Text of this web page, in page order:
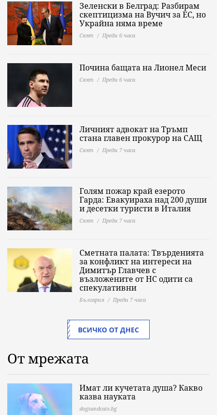
Зеленски в Белград: Разбирам
скептицизма на Вучич за ЕС, но
Украйна няма време
Свят Преди 6 часа
Почина бащата на Лионел Меси
Свят Преди 6 часа
Личният адвокат на Тръмп
стана главен прокурор на САЩ
Свят Преди 7 часа
Голям пожар край езерото
Гарда: Евакуираха над 200 души
и десетки туристи в Италия
Свят Преди 7 часа
Сметната палата: Твърденията
за конфликт на интереси на
Димитър Главчев с
възложените от НС одити са
спекулативни
България Преди 7 часа
ВСИЧКО ОТ ДНЕС
От мрежата
Имат ли кучетата душа? Какво
казва науката
dogsandcats.bg